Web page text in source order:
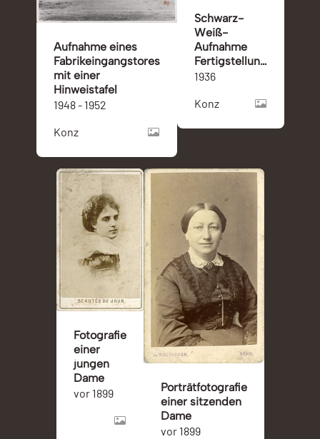
Aufnahme eines
Fabrikeingangstores
mit einer
Hinweistafel
1948 - 1952
Konz
Schwarz-
Weiß-
Aufnahme
Fertigstellung
500ster
der Firma
1936
Konz
Fotografie
einer
jungen
Dame
vor 1899
Porträtfotografie
einer sitzenden
Dame
vor 1899